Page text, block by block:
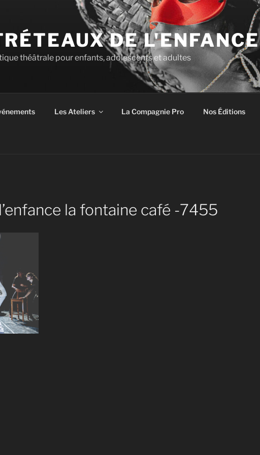
DE L'ENFANCE
théâtrale pour enfants, adolescents et adultes
Les Ateliers La Compagnie Pro Nos Éditions
la fontaine café -7455